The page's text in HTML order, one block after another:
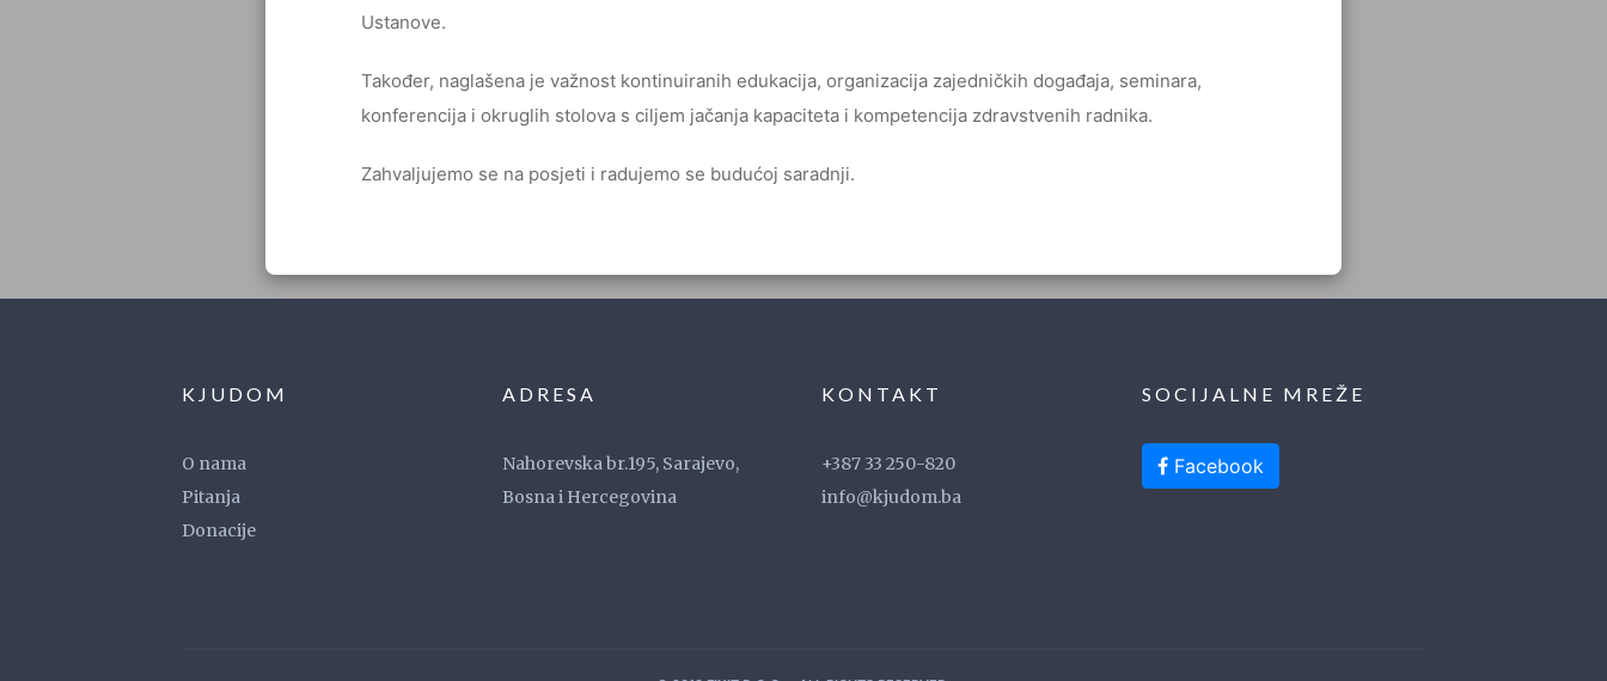
Ustanove.
Također, naglašena je važnost kontinuiranih edukacija, organizacija zajedničkih događaja, seminara,
konferencija i okruglih stolova s ciljem jačanja kapaciteta i kompetencija zdravstvenih radnika.
Zahvaljujemo se na posjeti i radujemo se budućoj saradnji.
KJUDOM
O nama
Pitanja
Donacije
ADRESA
Nahorevska br.195, Sarajevo,
Bosna i Hercegovina
KONTAKT
+387 33 250-820
info@kjudom.ba
SOCIJALNE MREŽE
Facebook